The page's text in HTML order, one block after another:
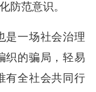
防范意识。
是一场社会治理
织的骗局，轻易
有全社会共同行